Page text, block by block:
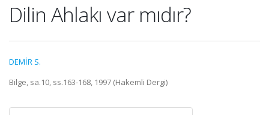
Dilin Ahlakı var mıdır?
DEMİR S.
Bilge, sa.10, ss.163-168, 1997 (Hakemli Dergi)